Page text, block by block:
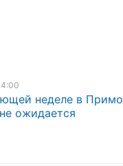
неделе в
ожидается